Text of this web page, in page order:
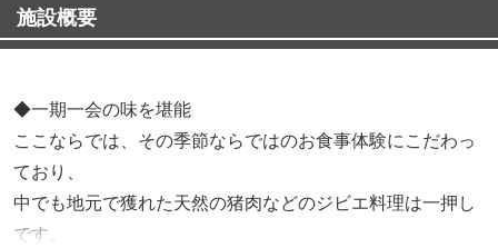
施設概要
◆一期一会の味を堪能
ここならでは、その季節ならではのお食事体験にこだわっ
ており、
中でも地元で獲れた天然の猪肉などのジビエ料理は一押し
です。